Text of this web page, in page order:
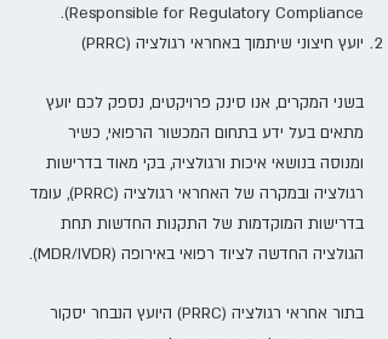
Responsible for Regulatory Compliance).
יועץ חיצוני שיתמוך באחראי רגולציה (PRRC)
בשני המקרים, אנו סינק פרויקטים, נספק לכם יועץ
מתאים בעל ידע בתחום המכשור הרפואי, כשיר
ומנוסה בנושאי איכות ורגולציה, בקי מאוד בדרישות
רגולציה ובמקרה של האחראי רגולציה (PRRC), עומד
בדרישות המוקדמות של התקנות החדשות תחת
הגולציה החדשה לציוד רפואי באירופה (MDR/IVDR).
בתור אחראי רגולציה (PRRC) היועץ הנבחר יסקור